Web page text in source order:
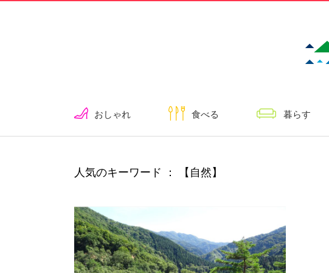
おしゃれ 食べる 暮らす
人気のキーワード ： 【自然】